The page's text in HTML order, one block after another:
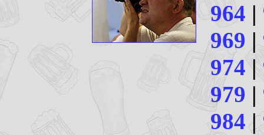
964 |
969 |
974|
979 |
984 |